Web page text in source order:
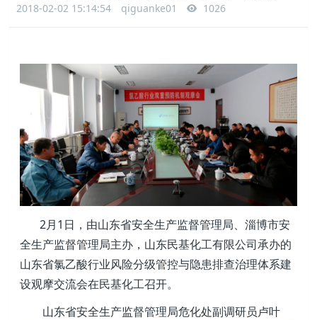
2018-02-02 15:14:54 qiguanke01 1026
2月1日，由山东省安全生产监督管理局、淄博市安
全生产监督管理局主办，山东民基化工有限公司承办的
山东省氯乙酸行业风险分级管控与隐患排查治理体系建
设观摩交流会在民基化工召开。
山东省安全生产监督管理局危化处副调研员卢叶